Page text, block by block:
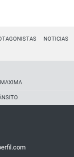
NOTICIAS
MAXIMA